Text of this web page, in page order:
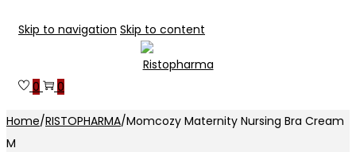
Skip to navigation Skip to content
0 0
Home/RISTOPHARMA/Momcozy Maternity Nursing Bra Cream
M